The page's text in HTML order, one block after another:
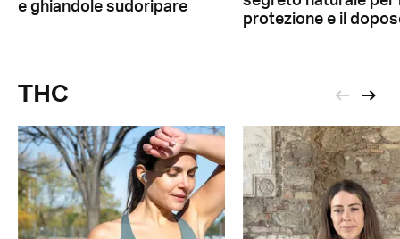
e ghiandole sudoripare
protezione e il
THC